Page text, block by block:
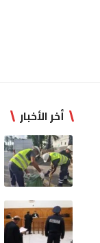
أخر الأخبار